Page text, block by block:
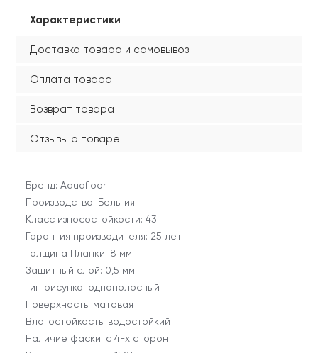
Характеристики
Доставка товара и самовывоз
Оплата товара
Возврат товара
Отзывы о товаре
Бренд: Aquafloor
Производство: Бельгия
Класс износостойкости: 43
Гарантия производителя: 25 лет
Толщина Планки: 8 мм
Защитный слой: 0,5 мм
Тип рисунка: однополосный
Поверхность: матовая
Влагостойкость: водостойкий
Наличие фаски: с 4-х сторон